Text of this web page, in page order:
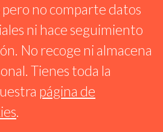
SALTO AL VACÍO
SAMY HAGAR,
BLACK LABEL SOCIETY,
UNCHAINED
no comparte datos
ni hace seguimiento
No recoge ni almacena
Tienes toda la
página de
.